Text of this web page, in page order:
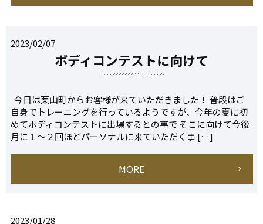
2023/02/07
ボディコンテストに向けて
今日は栗山町からお客様が来ていただきました！ 普段はご
自身でトレーニングを行っているようですが、今年の夏に初
めてボディコンテストに出場するとの事で そこに向けて今後
月に１～２回ほどパーソナルに来ていただく事 […]
MORE
2023/01/28